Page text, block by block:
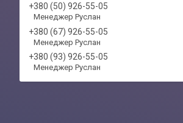
+380 (50) 926-55-05
Менеджер Руслан
+380 (67) 926-55-05
Менеджер Руслан
+380 (93) 926-55-05
Менеджер Руслан